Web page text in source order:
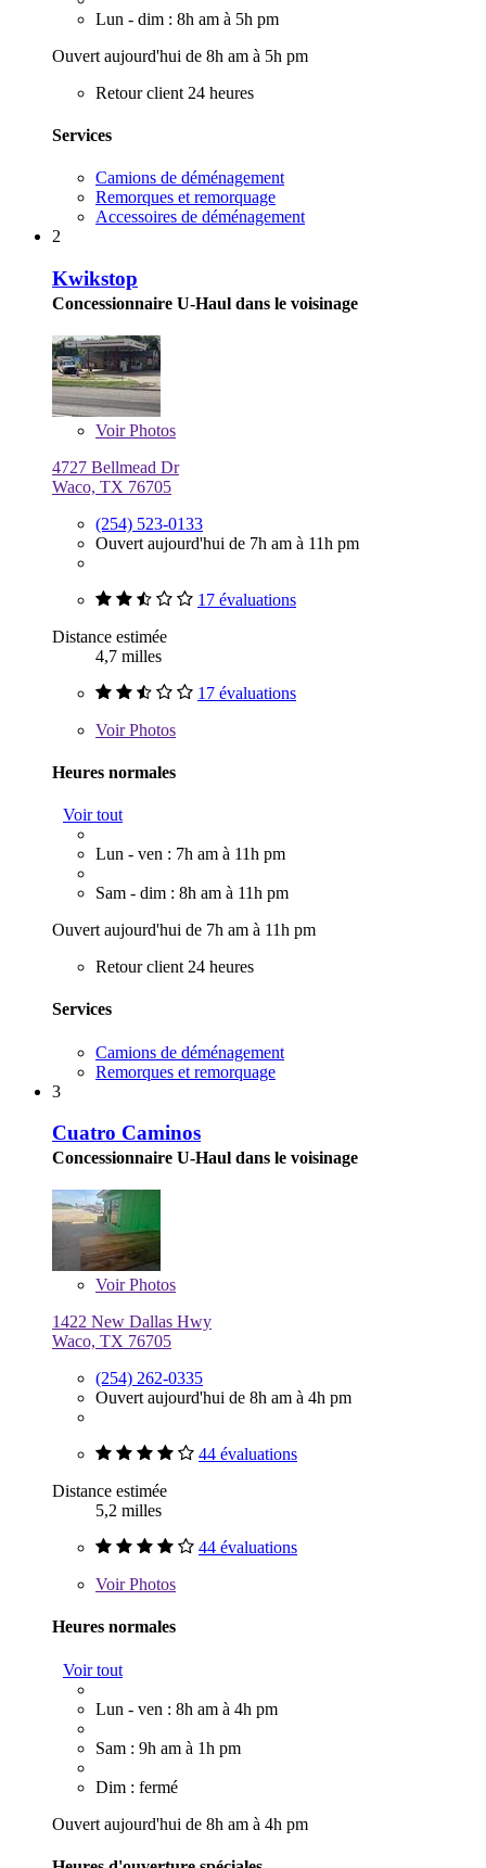
Lun - dim : 8h am à 5h pm
Ouvert aujourd'hui de 8h am à 5h pm
Retour client 24 heures
Services
Camions de déménagement
Remorques et remorquage
Accessoires de déménagement
2
Kwikstop
Concessionnaire U-Haul dans le voisinage
VoirPhotos
4727 Bellmead Dr
Waco, TX 76705
(254) 523-0133
Ouvert aujourd'hui de 7h am à 11h pm
17 évaluations
Distance estimée
4,7 milles
17 évaluations
VoirPhotos
Heures normales
Voir tout
Lun - ven : 7h am à 11h pm
Sam - dim : 8h am à 11h pm
Ouvert aujourd'hui de 7h am à 11h pm
Retour client 24 heures
Services
Camions de déménagement
Remorques et remorquage
3
Cuatro Caminos
Concessionnaire U-Haul dans le voisinage
VoirPhotos
1422 New Dallas Hwy
Waco, TX 76705
(254) 262-0335
Ouvert aujourd'hui de 8h am à 4h pm
44 évaluations
Distance estimée
5,2 milles
44 évaluations
VoirPhotos
Heures normales
Voir tout
Lun - ven : 8h am à 4h pm
Sam : 9h am à 1h pm
Dim : fermé
Ouvert aujourd'hui de 8h am à 4h pm